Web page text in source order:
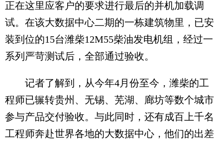
正在这里应客户的要求进行最后的并机加载调
试。在该大数据中心二期的一栋建筑物里，已安
装到位的15台潍柴12M55柴油发电机组，经过一
系列严苛测试后，全部通过验收。
记者了解到，从今年4月份至今，潍柴的工
程师已辗转贵州、无锡、芜湖、廊坊等数个城市
参与产品交付验收。与此同时，还有成百上千名
工程师奔赴世界各地的大数据中心，他们的出差